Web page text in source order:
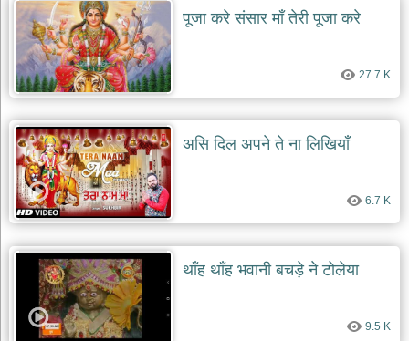
भजन
जोड़ें
add
bhajans
पूजा करे संसार माँ तेरी पूजा करे
27.7 K
असि दिल अपने ते ना लिखियाँ
6.7 K
थाँह थाँह भवानी बचड़े ने टोलेया
9.5 K